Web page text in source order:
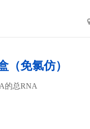
（免氯仿）
的总RNA